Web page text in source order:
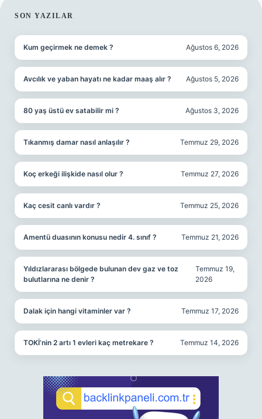
SIDEBAR
SON YAZILAR
Kum geçirmek ne demek ? Ağustos 6, 2026
Avcılık ve yaban hayatı ne kadar maaş alır ? Ağustos 5, 2026
80 yaş üstü ev satabilir mi ? Ağustos 3, 2026
Tıkanmış damar nasıl anlaşılır ? Temmuz 29, 2026
Koç erkeği ilişkide nasıl olur ? Temmuz 27, 2026
Kaç cesit canlı vardır ? Temmuz 25, 2026
Amentü duasının konusu nedir 4. sınıf ? Temmuz 21, 2026
Yıldızlararası bölgede bulunan dev gaz ve toz
bulutlarına ne denir ?
Temmuz 19,
2026
Dalak için hangi vitaminler var ? Temmuz 17, 2026
TOKİ’nin 2 artı 1 evleri kaç metrekare ? Temmuz 14, 2026